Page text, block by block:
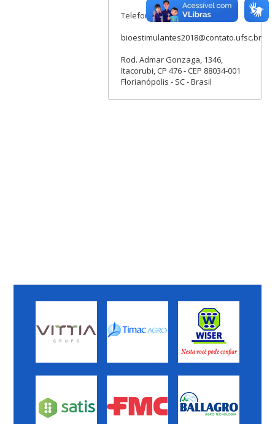
Telefones: (048) 3721-5423
bioestimulantes2018@contato.ufsc.br
Rod. Admar Gonzaga, 1346,
Itacorubi, CP 476 - CEP 88034-001
Florianópolis - SC - Brasil